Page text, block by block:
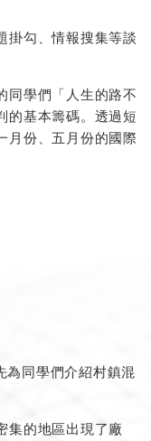
掛勾、情報搜集等談
同學們 「 人生的路不
的基本籌碼。透過短
月份、五月份的國際
為同學們介紹村鎮混
集的地區出現了廠